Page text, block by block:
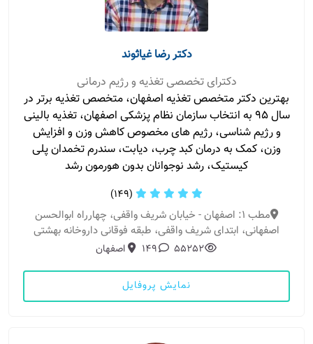
دکتر رضا غیاثوند
دکترای تخصصی تغذیه و رژیم درمانی
بهترین دکتر متخصص تغذیه اصفهان، متخصص تغذیه برتر در
سال ۹۵ به انتخاب سازمان نظام پزشکی اصفهان، تغذیه بالینی
و رژیم شناسی، رژیم های مخصوص کاهش وزن و افزایش
وزن، کمک به درمان کبد چرب، دیابت، سندرم تخمدان پلی
کیستیک، رشد نوجوانان بدون هورمون رشد
(149)
مطب 1: اصفهان - خیابان شریف واقفی، چهارراه ابوالحسن
اصفهانی، ابتدای شریف واقفی، طبقه فوقانی داروخانه بهشتی
55252
149 اصفهان
نمایش پروفایل